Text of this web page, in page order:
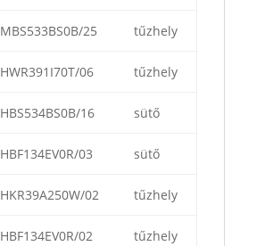
MBS533BS0B/25 tűzhely
HWR391I70T/06 tűzhely
HBS534BS0B/16 sütő
HBF134EV0R/03 sütő
HKR39A250W/02 tűzhely
HBF134EV0R/02 tűzhely